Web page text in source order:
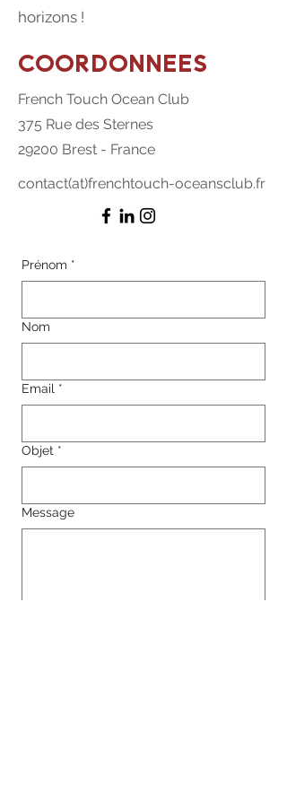
horizons !
COORDONNEES
French Touch Ocean Club
375 Rue des Sternes
29200 Brest - France
contact(at)frenchtouch-oceansclub.fr
Prénom *
Nom
Email *
Objet *
Message